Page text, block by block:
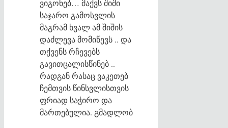
ვიგონებ… მაქვს შიში
საჯარო გამოსვლის
მაგრამ ხვალ ამ შიშის
დაძლევა მომიწევს .. და
თქვენს რჩევებს
გავითცალისწინებ ..
რადგან რასაც ვაკეთებ
ჩემთვის წინსვლისთვის
ფრიად საჭირო და
მართებულია. გმადლობ